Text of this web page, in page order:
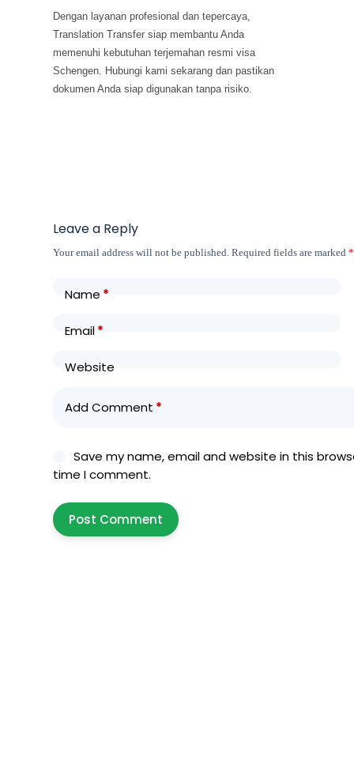
Dengan layanan profesional dan tepercaya,
Translation Transfer siap membantu Anda
memenuhi kebutuhan terjemahan resmi visa
Schengen. Hubungi kami sekarang dan pastikan
dokumen Anda siap digunakan tanpa risiko.
Leave a Reply
Your email address will not be published. Required fields are marked*
Name*
Email*
Website
Add Comment *
Save my name, email and website in this
time I comment.
Post Comment